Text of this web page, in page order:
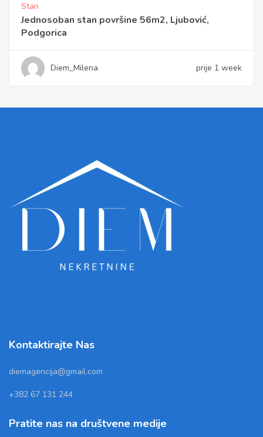
Stan
Jednosoban stan površine 56m2, Ljubović,
Podgorica
Diem_Milena prije 1 week
Kontaktirajte Nas
diemagencija@gmail.com
+382 67 131 244
Pratite nas na društvene medije